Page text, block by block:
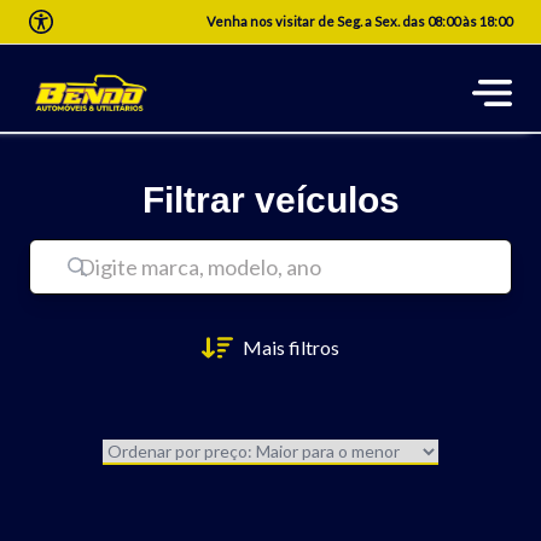
Venha nos visitar de Seg. a Sex. das 08:00 às 18:00
Filtrar veículos
Mais filtros